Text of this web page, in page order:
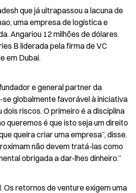
que já ultrapassou a lacuna de
uma empresa de logística e
Angariou 12 milhões de dólares
B liderada pela firma de VC
em Dubai.
e general partner da
globalmente favorável à iniciativa
dois riscos. O primeiro é a disciplina
queremos é que isto seja um direito
queira criar uma empresa”, disse.
não devem tratá-las como
obrigada a dar-lhes dinheiro.”
Os retornos de venture exigem uma